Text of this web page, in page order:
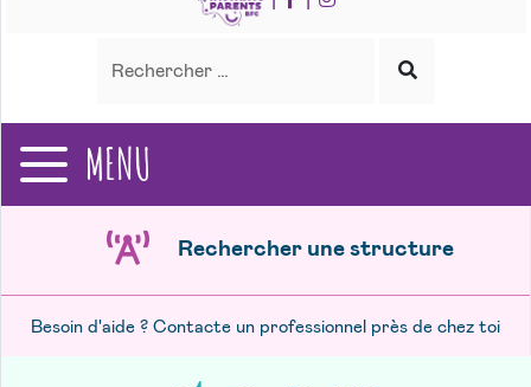
Lancer
recherche
MENU
Rechercher une structure
Besoin d'aide ? Contacte un professionnel près de chez toi